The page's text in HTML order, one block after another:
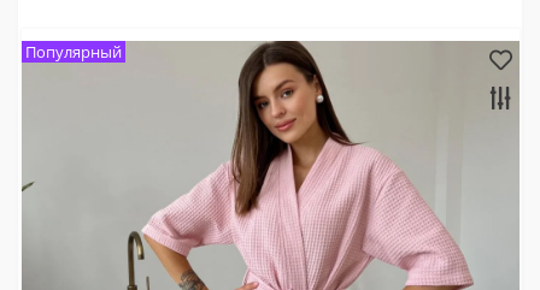
Популярный